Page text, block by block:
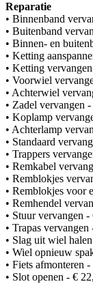
Reparatie
• Binnenband
• Buitenband
• Binnen- en
• Ketting
• Ketting
• Voorwiel
• Achterwiel
• Zadel vervangen
• Koplamp
• Achterlamp
• Standaard
• Trappers
• Remkabel
• Remblokjes
• Remblokjes voor
• Remhendel
• Stuur vervangen -
• Trapas
• Slag uit wiel
• Wiel opnieuw
• Fiets afmonteren
• Slot openen - €